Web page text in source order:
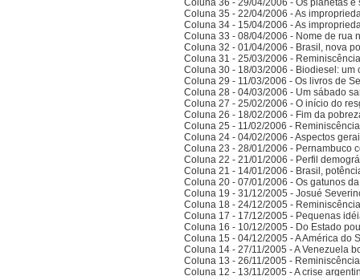
Coluna 36 - 29/04/2006 - Os planetas e
Coluna 35 - 22/04/2006 - As
Coluna 34 - 15/04/2006 - As
Coluna 33 - 08/04/2006 - Nome de rua
Coluna 32 - 01/04/2006 - Brasil, nova
Coluna 31 - 25/03/2006 -
Coluna 30 - 18/03/2006 - Biodiesel:
Coluna 29 - 11/03/2006 - Os livros de
Coluna 28 - 04/03/2006 - Um sábado
Coluna 27 - 25/02/2006 - O início do
Coluna 26 - 18/02/2006 - Fim da
Coluna 25 - 11/02/2006 -
Coluna 24 - 04/02/2006 - Aspectos
Coluna 23 - 28/01/2006 - Pernambuco
Coluna 22 - 21/01/2006 - Perfil
Coluna 21 - 14/01/2006 - Brasil,
Coluna 20 - 07/01/2006 - Os gatunos
Coluna 19 - 31/12/2005 - Josué
Coluna 18 - 24/12/2005 -
Coluna 17 - 17/12/2005 - Pequenas
Coluna 16 - 10/12/2005 - Do Estado
Coluna 15 - 04/12/2005 - A América do
Coluna 14 - 27/11/2005 - A Venezuela
Coluna 13 - 26/11/2005 -
Coluna 12 - 13/11/2005 - A crise